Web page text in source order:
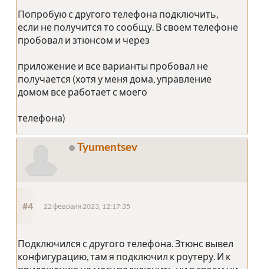
Попробую с другого телефона подключить,
если не получится то сообщу. В своем телефоне
пробовал и зтюнсом и через
приложение и все варианты пробовал не
получается (хотя у меня дома, управление
домом все работает с моего
телефона)
Tyumentsev
#4 22 февраля 2023, 12:17:35
Подключился с другого телефона. Зтюнс вывел
конфигурацию, там я подключил к роутеру. И к